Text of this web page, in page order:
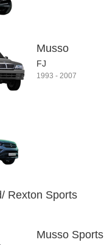
Musso
FJ
1993 - 2007
Rexton Sports
Musso Sports